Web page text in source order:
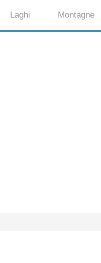
Laghi Montagne